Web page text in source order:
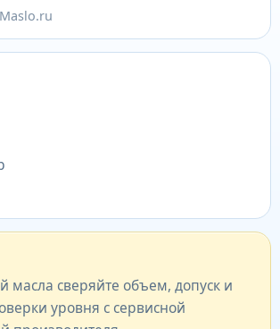
масла сверяйте объем, допуск и
уровня с сервисной